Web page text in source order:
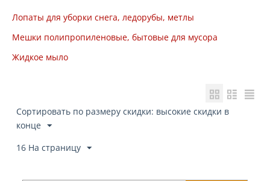
Лопаты для уборки снега, ледорубы, метлы
Мешки полипропиленовые, бытовые для мусора
Жидкое мыло
Сортировать по размеру скидки: высокие скидки в
конце
16 На страницу